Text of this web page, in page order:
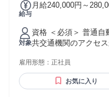
給与
月給240,000円～
対象
資格 ＜必須＞ 普通
共交通機関のアクセ
にて資格を取得していただきます。
募OK、ブランクOK
雇用形態： 正社員
お気に入り